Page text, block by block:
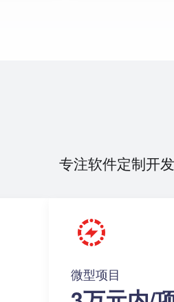
专注软件定制开
微型项目